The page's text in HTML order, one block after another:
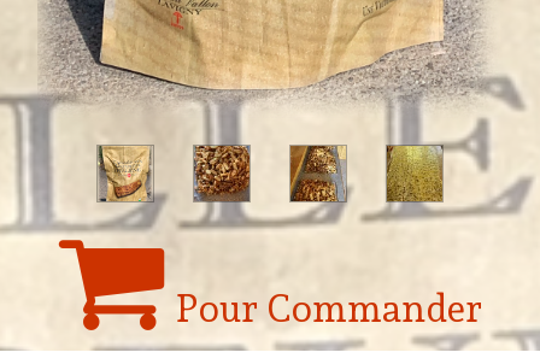
Pour Commander